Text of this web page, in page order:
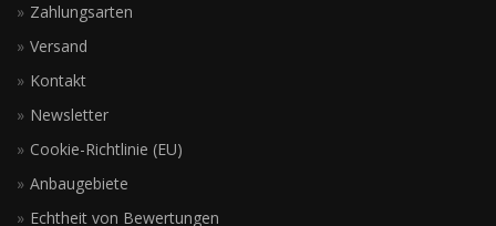
Zahlungsarten
Versand
Kontakt
Newsletter
Cookie-Richtlinie (EU)
Anbaugebiete
Echtheit von Bewertungen